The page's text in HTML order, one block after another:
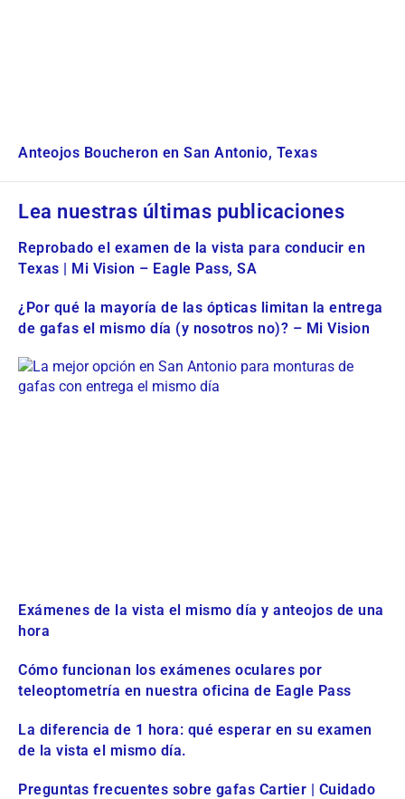
Anteojos Boucheron en San Antonio, Texas
Lea nuestras últimas publicaciones
Reprobado el examen de la vista para conducir en
Texas | Mi Vision – Eagle Pass, SA
¿Por qué la mayoría de las ópticas limitan la entrega
de gafas el mismo día (y nosotros no)? – Mi Vision
Exámenes de la vista el mismo día y anteojos de una
hora
Cómo funcionan los exámenes oculares por
teleoptometría en nuestra oficina de Eagle Pass
La diferencia de 1 hora: qué esperar en su examen
de la vista el mismo día.
Preguntas frecuentes sobre gafas Cartier | Cuidado